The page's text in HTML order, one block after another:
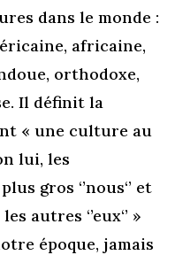
dans le monde :
africaine,
orthodoxe,
Il définit la
« une culture au
lui, les
gros ‘’nous‘’ et
autres ‘’eux‘’ »
époque, jamais